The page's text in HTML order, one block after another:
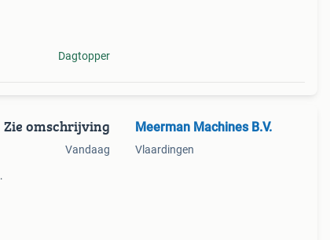
Dagtopper
Zie omschrijving
Vandaag
Meerman Machines B.V.
Vlaardingen